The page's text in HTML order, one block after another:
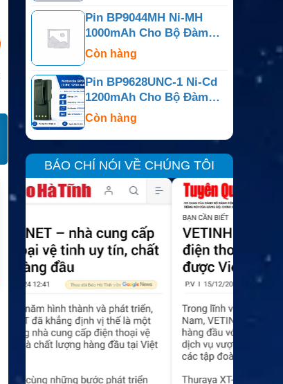
Pin BP9044MH Ni-MH
1000mAh Cho Bộ Đàm
Motorola P10
Còn hàng
Pin BP9628UNC-1 Ni-Cd
1200mAh Cho Bộ Đàm
Motorola GP300
Còn hàng
BÁO CHÍ NÓI VỀ CHÚNG TÔI